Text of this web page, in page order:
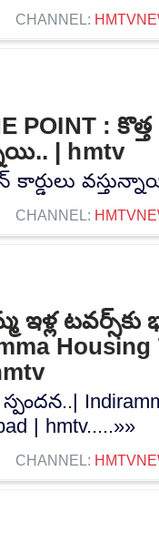
CHANNEL:
POINT : కొత్త
| hmtv
కార్డులు
CHANNEL:
ఇళ్ల టవర్స్‌కు
| hmtv.....»»
CHANNEL: